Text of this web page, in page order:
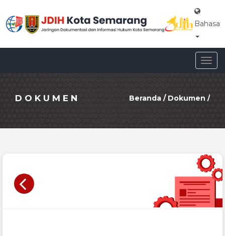
Bahasa
DOKUMEN Beranda / Dokumen /